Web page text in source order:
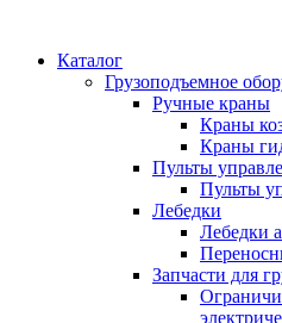
Каталог
Грузоподъемное
Ручные краны
Краны
Краны
Пульты
Пульты
Лебедки
Лебедки
Запчасти для